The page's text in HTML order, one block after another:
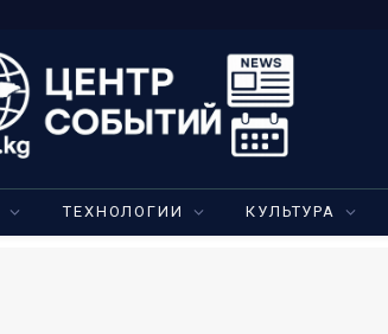
ТЕХНОЛОГИИ КУЛЬТУРА